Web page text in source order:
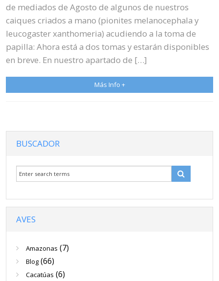
de mediados de Agosto de algunos de nuestros
caiques criados a mano (pionites melanocephala y
leucogaster xanthomeria) acudiendo a la toma de
papilla: Ahora está a dos tomas y estarán disponibles
en breve. En nuestro apartado de […]
Más Info +
BUSCADOR
AVES
Amazonas (7)
Blog (66)
Cacatúas (6)